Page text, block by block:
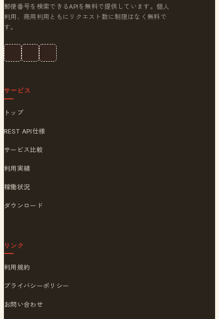
郵便番号を検索できるAPIを無料で提供しています。個人
利用、商用利用ともにリクエスト数に制限はなく無料で
す。
サービス
トップ
REST API仕様
サービス比較
利用実績
稼働状況
ダウンロード
リンク
利用規約
プライバシーポリシー
お問い合わせ